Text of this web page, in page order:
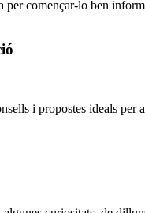
per començar-lo ben
i propostes ideals per